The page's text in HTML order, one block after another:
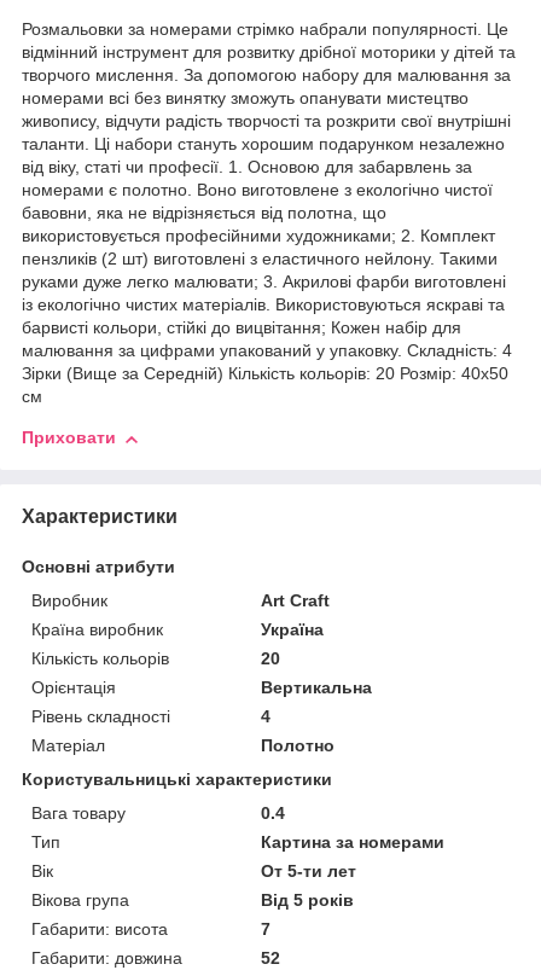
Розмальовки за номерами стрімко набрали популярності. Це
відмінний інструмент для розвитку дрібної моторики у дітей та
творчого мислення. За допомогою набору для малювання за
номерами всі без винятку зможуть опанувати мистецтво
живопису, відчути радість творчості та розкрити свої внутрішні
таланти. Ці набори стануть хорошим подарунком незалежно
від віку, статі чи професії. 1. Основою для забарвлень за
номерами є полотно. Воно виготовлене з екологічно чистої
бавовни, яка не відрізняється від полотна, що
використовується професійними художниками; 2. Комплект
пензликів (2 шт) виготовлені з еластичного нейлону. Такими
руками дуже легко малювати; 3. Акрилові фарби виготовлені
із екологічно чистих матеріалів. Використовуються яскраві та
барвисті кольори, стійкі до вицвітання; Кожен набір для
малювання за цифрами упакований у упаковку. Складність: 4
Зірки (Вище за Середній) Кількість кольорів: 20 Розмір: 40х50
см
Приховати
Характеристики
Основні атрибути
Виробник
Art Craft
Країна виробник
Україна
Кількість кольорів
20
Орієнтація
Вертикальна
Рівень складності
4
Матеріал
Полотно
Користувальницькі характеристики
Вага товару
0.4
Тип
Картина за номерами
Вік
От 5-ти лет
Вікова група
Від 5 років
Габарити: висота
7
Габарити: довжина
52